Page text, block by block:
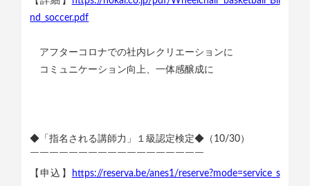
nd_soccer.pdf
アフターコロナでの社内レクリエーションに
コミュニケーション向上、一体感醸成に
◆「指名される講師力」１級認定検定◆（10/30）
￣￣￣￣￣￣￣￣￣￣￣￣￣￣￣￣￣￣
【申込】
https://reserva.be/anes1/reserve?mode=service_s